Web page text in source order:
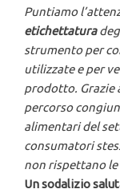
Puntiamo
etichettatura
strumento per
utilizzate e per
prodotto. Grazie
percorso
alimentari del
consumatori
non rispettano
Un sodalizio